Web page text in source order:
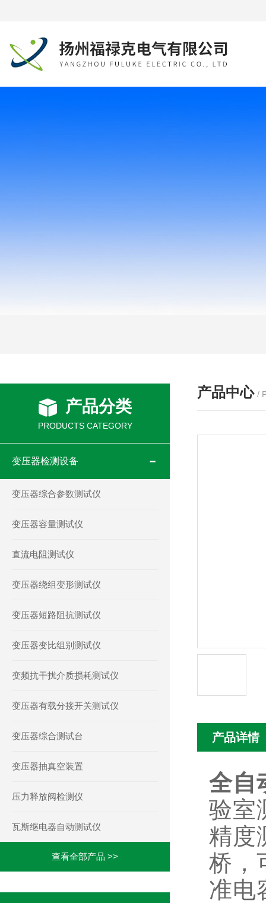
产品分类
PRODUCTS CATEGORY
变压器检测设备
变压器综合参数测试仪
变压器容量测试仪
直流电阻测试仪
变压器绕组变形测试仪
变压器短路阻抗测试仪
变压器变比组别测试仪
变频抗干扰介质损耗测试仪
变压器有载分接开关测试仪
变压器综合测试台
变压器抽真空装置
压力释放阀检测仪
瓦斯继电器自动测试仪
查看全部产品 >>
产品中心 /
产品详情
全自
验室
精度
桥，
准电